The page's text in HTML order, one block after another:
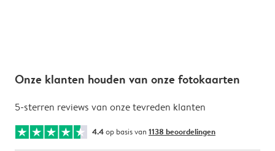
Onze klanten houden van onze fotokaarten
5-sterren reviews van onze tevreden klanten
4.4op basis van 1138 beoordelingen